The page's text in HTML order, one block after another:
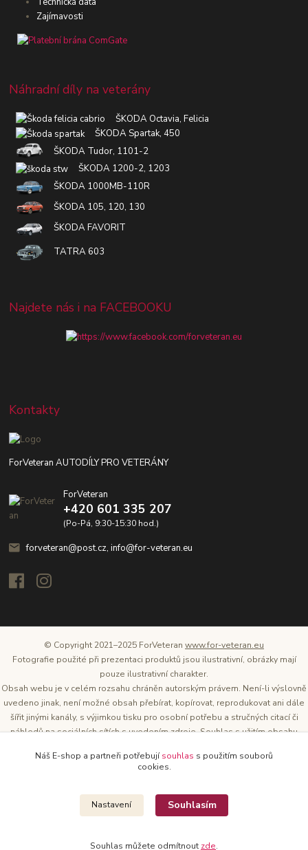
Zajímavosti
Náhradní díly na veterány
ŠKODA Octavia, Felicia
ŠKODA Spartak, 450
ŠKODA Tudor, 1101-2
ŠKODA 1200-2, 1203
ŠKODA 1000MB-110R
ŠKODA 105, 120, 130
ŠKODA FAVORIT
TATRA 603
Najdete nás i na FACEBOOKU
Kontakty
ForVeteran AUTODÍLY PRO VETERÁNY
ForVeteran
+420 601 335 207
(Po-Pá, 9:30-15:30 hod.)
forveteran@post.cz, info@for-veteran.eu
© Copyright 2021–2025 ForVeteran www.for-veteran.eu
Fotografie použité při prezentaci produktů jsou ilustrativní, obrázky mají
pouze ilustrativní charakter.
Obsah webu je v celém rozsahu chráněn autorským právem. Není-li výslovně
uvedeno jinak, není možné obsah přebírat, kopírovat, reprodukovat ani dále
šířit jinými kanály, s výjimkou tisku pro osobní potřebu a stručných citací či
náhledů na sociálních sítích s uvedením zdroje. Souhlas s užitím obsahu
těchto webových stránek je Tomáš Oršel.
Náš E-shop a partneři potřebujísouhlas s použitím souborů
cookies.
Nastavení Souhlasím
Souhlas můžete odmítnout zde.